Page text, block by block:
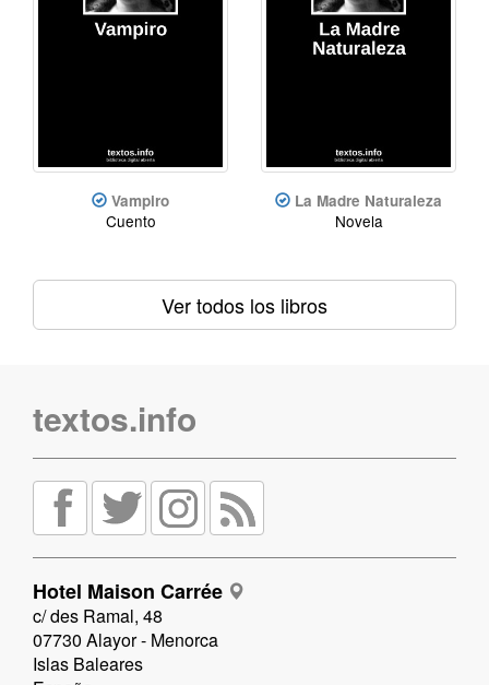
Vampiro
Cuento
La Madre Naturaleza
Novela
Ver todos los libros
textos.info
Hotel Maison Carrée
c/ des Ramal, 48
07730 Alayor - Menorca
Islas Baleares